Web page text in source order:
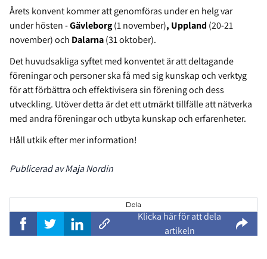
Årets konvent kommer att genomföras under en helg var
under hösten -Gävleborg(1 november), Uppland (20-21
november)och Dalarna(31 oktober).
Det huvudsakliga syftet med konventet är att deltagande
föreningar och personer ska få med sig kunskap och verktyg
för att förbättra och effektivisera sin förening och dess
utveckling. Utöver detta är det ett utmärkt tillfälle att nätverka
med andra föreningar och utbyta kunskap och erfarenheter.
Håll utkik efter mer information!
Publicerad av Maja Nordin
Dela
Klicka här för att dela
artikeln